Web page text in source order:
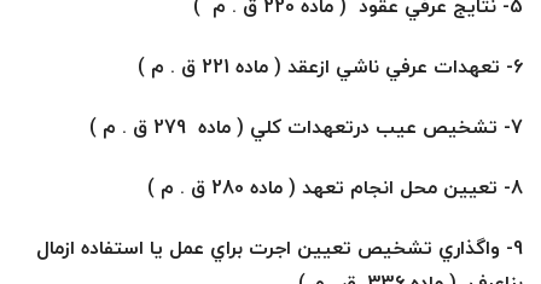
6- تعهدات عرفي ناشي ازعقد ( ماده 221 ق . م )
7- تشخيص عيب درتعهدات كلي ( ماده 279 ق . م )
8- تعيين محل انجام تعهد ( ماده 280 ق . م )
9- واگذاري تشخيص تعيين اجرت براي عمل يا استفاده ازمال